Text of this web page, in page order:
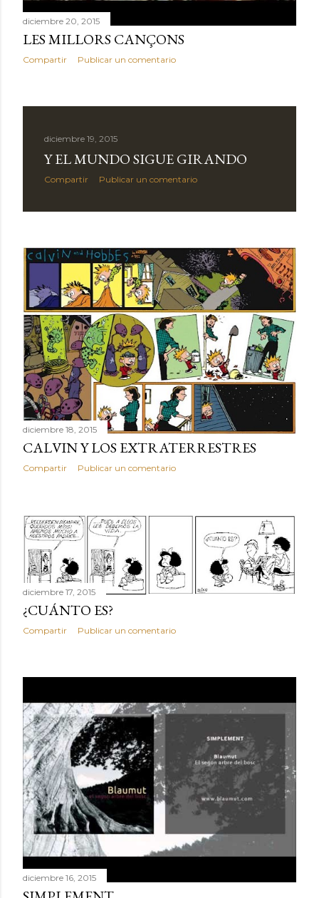
diciembre 20, 2015
LES MILLORS CANÇONS
Compartir Publicar un comentario
diciembre 19, 2015
Y EL MUNDO SIGUE GIRANDO
Compartir Publicar un comentario
diciembre 18, 2015
CALVIN Y LOS EXTRATERRESTRES
Compartir Publicar un comentario
diciembre 17, 2015
¿CUÁNTO ES?
Compartir Publicar un comentario
diciembre 16, 2015